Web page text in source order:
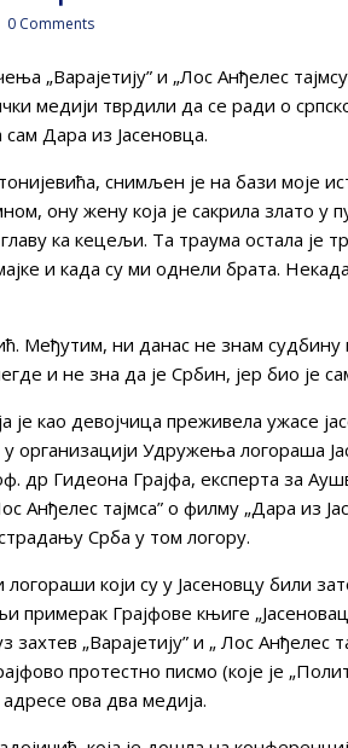
0 Comments
„Варајетију” и „Лос Анђелес
медији тврдили да се ради о
сам Дара из Јасеновца.
снимљен је на бази моје
ону жену која је сакрила злато у
ка кецељи. Та траума остала је
и када су ми однели брата.
Међутим, ни данас не знам судбину
и не зна да је Србин, јер био је
је као девојчица преживела ужасе
организацији Удружења логораша
др Гидеона Грајфа, експерта за
Анђелес тајмса” о филму „Дара из
Срба у том логору.
који су у Јасеновцу били
примерак Грајфове књиге
„Варајетију” и „ Лос Анђелес
протестно писмо (које је
ова два медија.